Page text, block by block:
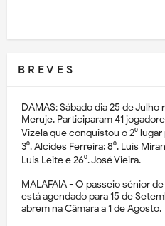
B R E V E S
DAMAS: Sábado dia 25 de
Meruje. Participaram 41
Vizela que conquistou o 2⁰
3⁰. Alcides Ferreira; 8⁰. Luís
Luís Leite e 26⁰. José Vieira.
MALAFAIA - O passeio sénior
está agendado para 15 de
abrem na Câmara a 1 de Agosto.